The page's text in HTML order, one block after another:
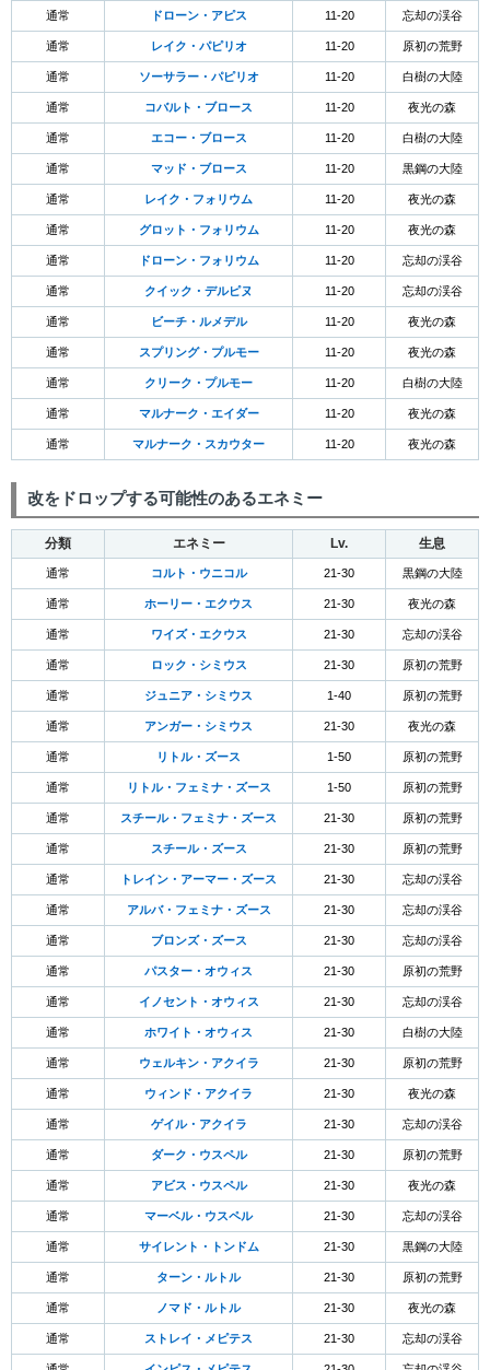
通常 ドローン・アピス 11-20 忘却の渓谷
通常 レイク・パピリオ 11-20 原初の荒野
通常 ソーサラー・パピリオ 11-20 白樹の大陸
通常 コバルト・ブロース 11-20 夜光の森
通常 エコー・ブロース 11-20 白樹の大陸
通常 マッド・ブロース 11-20 黒鋼の大陸
通常 レイク・フォリウム 11-20 夜光の森
通常 グロット・フォリウム 11-20 夜光の森
通常 ドローン・フォリウム 11-20 忘却の渓谷
通常 クイック・デルピヌ 11-20 忘却の渓谷
通常 ビーチ・ルメデル 11-20 夜光の森
通常 スプリング・プルモー 11-20 夜光の森
通常 クリーク・プルモー 11-20 白樹の大陸
通常 マルナーク・エイダー 11-20 夜光の森
通常 マルナーク・スカウター 11-20 夜光の森
改をドロップする可能性のあるエネミー
分類 エネミー Lv. 生息
通常 コルト・ウニコル 21-30 黒鋼の大陸
通常 ホーリー・エクウス 21-30 夜光の森
通常 ワイズ・エクウス 21-30 忘却の渓谷
通常 ロック・シミウス 21-30 原初の荒野
通常 ジュニア・シミウス 1-40 原初の荒野
通常 アンガー・シミウス 21-30 夜光の森
通常 リトル・ズース 1-50 原初の荒野
通常 リトル・フェミナ・ズース 1-50 原初の荒野
通常 スチール・フェミナ・ズース 21-30 原初の荒野
通常 スチール・ズース 21-30 原初の荒野
通常 トレイン・アーマー・ズース 21-30 忘却の渓谷
通常 アルバ・フェミナ・ズース 21-30 忘却の渓谷
通常 ブロンズ・ズース 21-30 忘却の渓谷
通常 パスター・オウィス 21-30 原初の荒野
通常 イノセント・オウィス 21-30 忘却の渓谷
通常 ホワイト・オウィス 21-30 白樹の大陸
通常 ウェルキン・アクイラ 21-30 原初の荒野
通常 ウィンド・アクイラ 21-30 夜光の森
通常 ゲイル・アクイラ 21-30 忘却の渓谷
通常 ダーク・ウスペル 21-30 原初の荒野
通常 アビス・ウスペル 21-30 夜光の森
通常 マーベル・ウスペル 21-30 忘却の渓谷
通常 サイレント・トンドム 21-30 黒鋼の大陸
通常 ターン・ルトル 21-30 原初の荒野
通常 ノマド・ルトル 21-30 夜光の森
通常 ストレイ・メピテス 21-30 忘却の渓谷